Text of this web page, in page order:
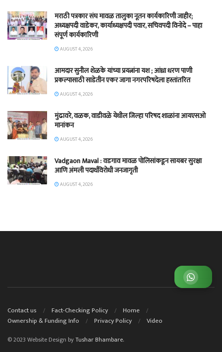
व्हाट्सअप ग्रुप जॉईन करा
मराठी पत्रकार संघ मावळ तालुका नूतन कार्यकारिणी जाहीर;
अध्यक्षपदी वाडेकर, कार्याध्यक्षपदी पवार, सचिवपदी विनोदे – पाहा
संपूर्ण कार्यकारिणी
AUGUST 4, 2026
आमदार सुनील शेळके यांच्या प्रयत्नांना यश ; आंध्रा धरण पाणी
प्रकल्पासाठी साडेतीन एकर जागा नगरपरिषदेला हस्तांतरित
AUGUST 4, 2026
मुंढावरे, वळक, वाडीवळे येथील जिल्हा परिषद शाळांना आयएसओ
मानांकन
AUGUST 4, 2026
Vadgaon Maval : वडगाव मावळ पोलिसांकडून सायबर सुरक्षा
आणि अंमली पदार्थविरोधी जनजागृती
AUGUST 4, 2026
Contact us Fact-Checking Policy
Home
Ownership & Funding Info
Privacy Policy Video
© 2023 Website Design byTushar Bhambare.